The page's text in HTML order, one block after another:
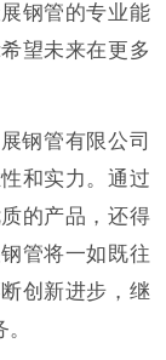
钢管的专业能
望未来在更多
钢管有限公司
和实力。通过
的产品，还得
管将一如既往
创新进步，继